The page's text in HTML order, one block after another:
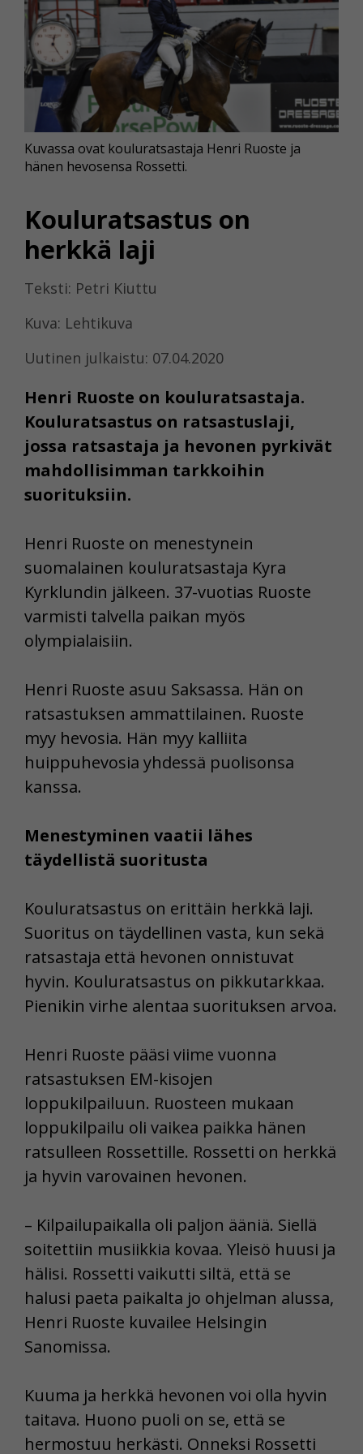
Kouluratsastus on
herkkä laji
Teksti: Petri Kiuttu
Kuva: Lehtikuva
Uutinen julkaistu: 07.04.2020
Henri Ruoste on kouluratsastaja.
Kouluratsastus on ratsastuslaji,
jossa ratsastaja ja hevonen pyrkivät
mahdollisimman tarkkoihin
suorituksiin.
Kuvassa ovat kouluratsastaja Henri Ruoste ja
hänen hevosensa Rossetti.
Henri Ruoste on menestynein
suomalainen kouluratsastaja Kyra
Kyrklundin jälkeen. 37-vuotias Ruoste
varmisti talvella paikan myös
olympialaisiin.
Henri Ruoste asuu Saksassa. Hän on
ratsastuksen ammattilainen. Ruoste
myy hevosia. Hän myy kalliita
huippuhevosia yhdessä puolisonsa
kanssa.
Menestyminen vaatii lähes
täydellistä suoritusta
Kouluratsastus on erittäin herkkä laji.
Suoritus on täydellinen vasta, kun sekä
ratsastaja että hevonen onnistuvat
hyvin. Kouluratsastus on pikkutarkkaa.
Pienikin virhe alentaa suorituksen arvoa.
Henri Ruoste pääsi viime vuonna
ratsastuksen EM-kisojen
loppukilpailuun. Ruosteen mukaan
loppukilpailu oli vaikea paikka hänen
ratsulleen Rossettille. Rossetti on herkkä
ja hyvin varovainen hevonen.
– Kilpailupaikalla oli paljon ääniä. Siellä
soitettiin musiikkia kovaa. Yleisö huusi ja
hälisi. Rossetti vaikutti siltä, että se
halusi paeta paikalta jo ohjelman alussa,
Henri Ruoste kuvailee Helsingin
Sanomissa.
Kuuma ja herkkä hevonen voi olla hyvin
taitava. Huono puoli on se, että se
hermostuu herkästi. Onneksi Rossetti